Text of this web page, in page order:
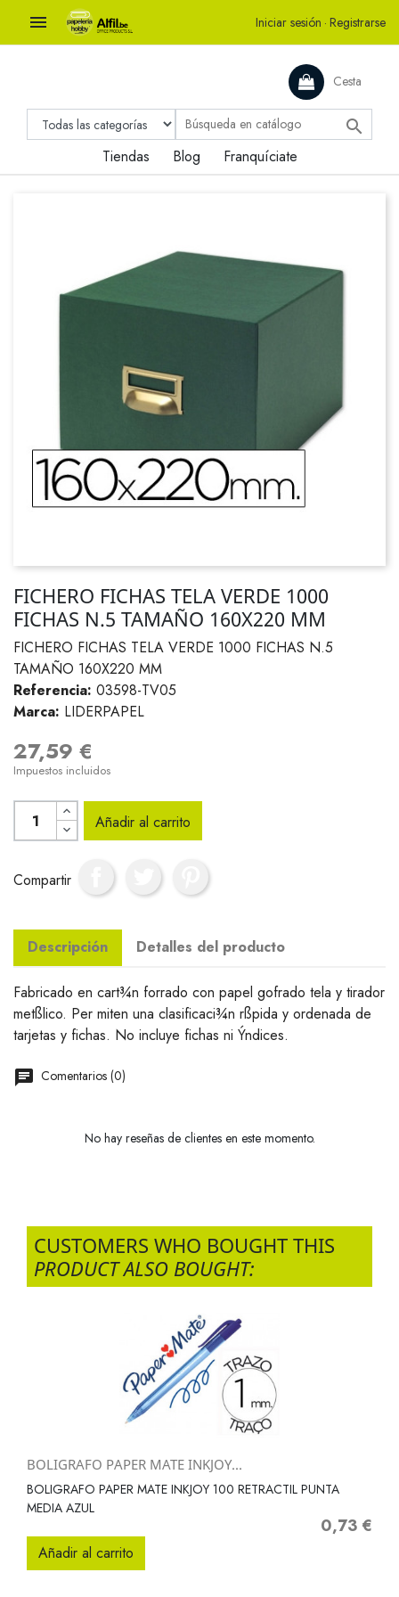
 Iniciar sesión · Registrarse
Cesta

Tiendas Blog Franquíciate
FICHERO FICHAS TELA VERDE 1000
FICHAS N.5 TAMAÑO 160X220 MM
FICHERO FICHAS TELA VERDE 1000 FICHAS N.5
TAMAÑO 160X220 MM
Referencia: 03598-TV05
Marca: LIDERPAPEL
27,59 €
Impuestos incluidos
Añadir al carrito
Compartir
Descripción Detalles del producto
Fabricado en cart¾n forrado con papel gofrado tela y tirador
metßlico. Per miten una clasificaci¾n rßpida y ordenada de
tarjetas y fichas. No incluye fichas ni Ýndices.
Comentarios (0)
No hay reseñas de clientes en este momento.
CUSTOMERS WHO BOUGHT THIS
PRODUCT ALSO BOUGHT:
BOLIGRAFO PAPER MATE INKJOY...
BOLIGRAFO PAPER MATE INKJOY 100 RETRACTIL PUNTA
MEDIA AZUL
Precio
0,73 €
Añadir al carrito